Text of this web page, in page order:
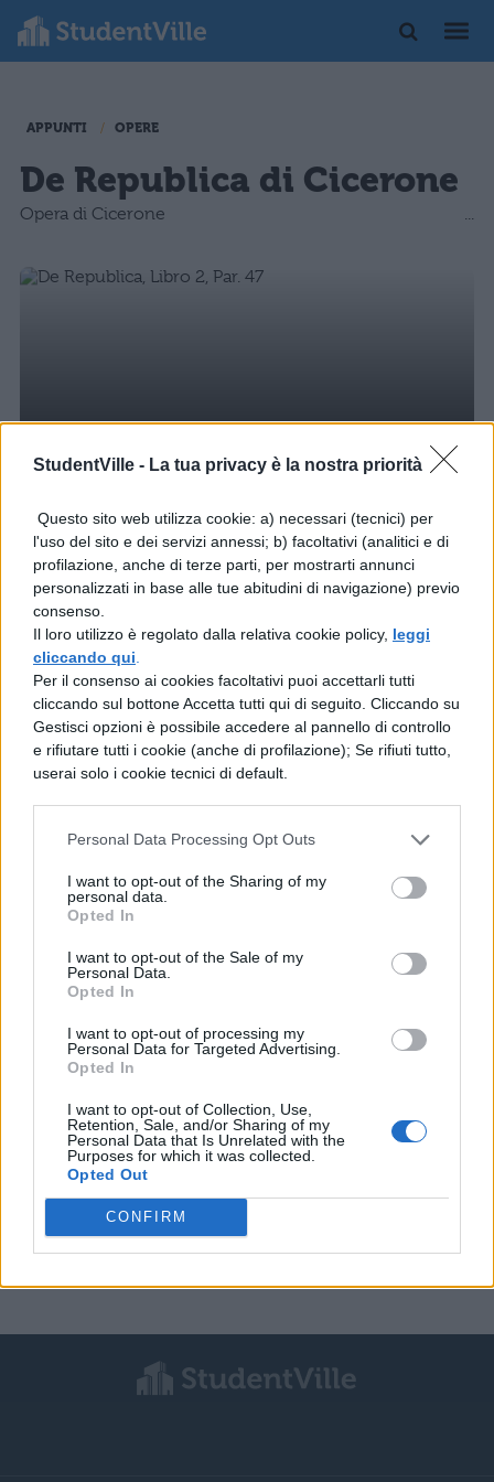
StudentVille - La tua privacy è la nostra priorità
Questo sito web utilizza cookie: a) necessari (tecnici) per
l'uso del sito e dei servizi annessi; b) facoltativi (analitici e di
profilazione, anche di terze parti, per mostrarti annunci
personalizzati in base alle tue abitudini di navigazione) previo
consenso.
Il loro utilizzo è regolato dalla relativa cookie policy, leggi
cliccando qui
Per il consenso ai cookies facoltativi puoi accettarli tutti
cliccando sul bottone Accetta tutti qui di seguito. Cliccando su
Gestisci opzioni è possibile accedere al pannello di controllo
e rifiutare tutti i cookie (anche di profilazione); Se rifiuti tutto,
userai solo i cookie tecnici di default.
Personal Data Processing Opt Outs
I want to opt-out of the Sharing of my
personal data.
Opted In
I want to opt-out of the Sale of my
Personal Data.
Opted In
I want to opt-out of processing my
Personal Data for Targeted Advertising.
Opted In
I want to opt-out of Collection, Use,
Retention, Sale, and/or Sharing of my
Personal Data that Is Unrelated with the
Purposes for which it was collected.
Opted Out
CONFIRM
APPUNTI OPERE
De Republica di Cicerone
Opera di Cicerone
De Republica, Libro 2, Par. 47
LETTERATURA LATINA
De Republica, Libro 2, Par. 48
LETTERATURA LATINA
De Republica, Libro 2, Par. 28
De Republica, Libro 2, Par. 29
De Republica, Libro 2, Par. 48
LETTERATURA LATINA
De Republica, Libro 6, Par. 9
LETTERATURA LATINA
Considerazioni di Cicerone sulla
divinizzazione di Romolo